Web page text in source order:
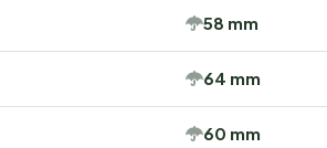
58 mm
64 mm
60 mm